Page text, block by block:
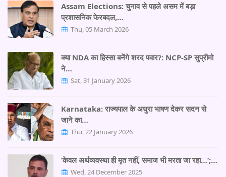
Assam Elections: चुनाव से पहले असम में बड़ा
प्रशासनिक फेरबदल,…
Thu, 05 March 2026
क्या NDA का हिस्सा बनेंगे शरद पवार?: NCP-SP सुप्रीमो
ने…
Sat, 31 January 2026
Karnataka: राज्यपाल के अधुरा भाषण देकर सदन से
जाने का…
Thu, 22 January 2026
‘केवल अर्थव्यवस्था ही मृत नहीं, समाज भी मरता जा रहा…’;…
Wed, 24 December 2025